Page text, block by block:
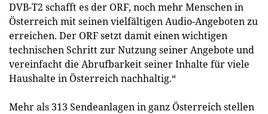
DVB-T2 schafft es der ORF, noch mehr Menschen in
Österreich mit seinen vielfältigen Audio-Angeboten zu
erreichen. Der ORF setzt damit einen wichtigen
technischen Schritt zur Nutzung seiner Angebote und
vereinfacht die Abrufbarkeit seiner Inhalte für viele
Haushalte in Österreich nachhaltig.“
Mehr als 313 Sendeanlagen in ganz Österreich stellen